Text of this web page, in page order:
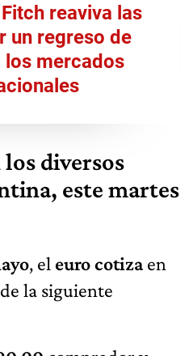
reaviva las
un regreso de
los mercados
diversos
este martes
, el euro cotizaen
la siguiente